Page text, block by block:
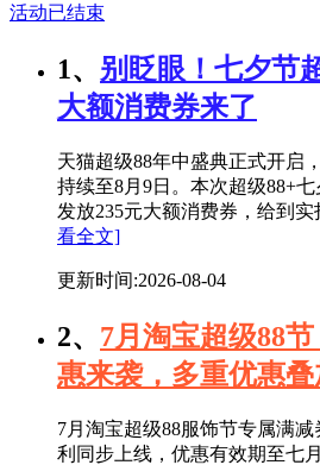
活动已结束
1、 别眨眼！七夕节
大额消费券来了
天猫超级88年中盛典正式开启
持续至8月9日。本次超级88+
发放235元大额消费券，给到
看全文]
更新时间:2026-08-04
2、 7月淘宝超级88
惠来袭，多重优惠
7月淘宝超级88服饰节专属满
利同步上线，优惠有效期至七